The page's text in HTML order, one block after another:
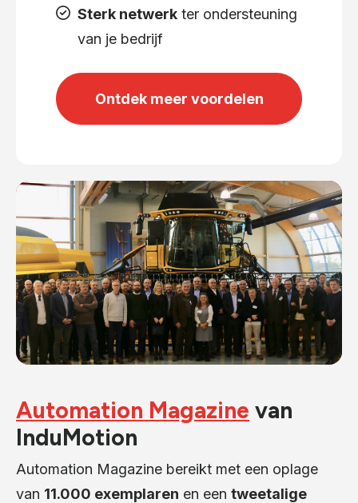
Sterk netwerk ter ondersteuning
van je bedrijf
Ontdek meer voordelen
Automation Magazine van
InduMotion
Automation Magazine bereikt met een oplage
van 11.000 exemplaren en een tweetalige